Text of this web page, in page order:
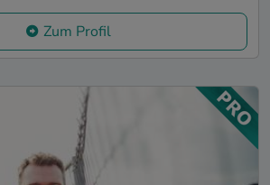
Zum Profil